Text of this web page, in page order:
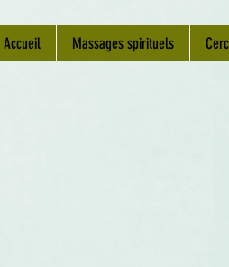
Accueil Massages spirituels